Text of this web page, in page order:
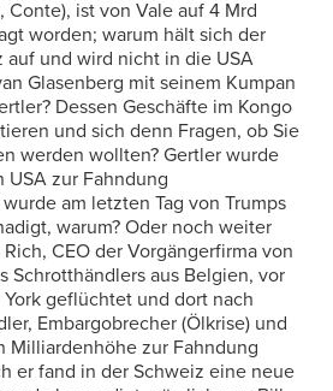
Conte), ist von Vale auf 4 Mrd
worden; warum hält sich der
auf und wird nicht in die USA
Glasenberg mit seinem Kumpan
Dessen Geschäfte im Kongo
und sich denn Fragen, ob Sie
werden wollten? Gertler wurde
USA zur Fahndung
am letzten Tag von Trumps
warum? Oder noch weiter
CEO der Vorgängerfirma von
Schrotthändlers aus Belgien, vor
geflüchtet und dort nach
Embargobrecher (Ölkrise) und
Milliardenhöhe zur Fahndung
er fand in der Schweiz eine neue